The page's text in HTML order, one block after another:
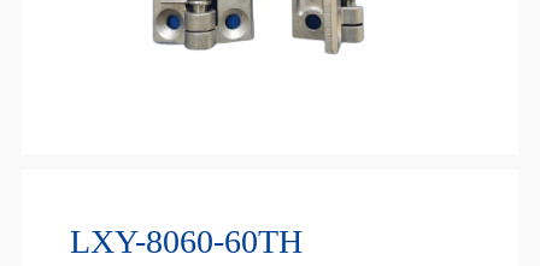
LXY-8060-60TH